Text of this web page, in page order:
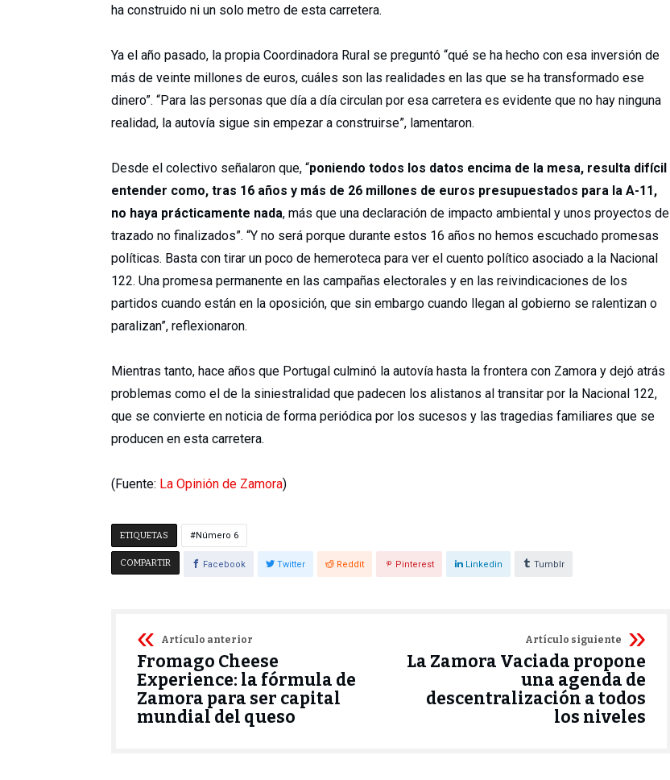
ha construido ni un solo metro de esta carretera.
Ya el año pasado, la propia Coordinadora Rural se preguntó “qué se ha hecho con esa inversión de
más de veinte millones de euros, cuáles son las realidades en las que se ha transformado ese
dinero”. “Para las personas que día a día circulan por esa carretera es evidente que no hay ninguna
realidad, la autovía sigue sin empezar a construirse”, lamentaron.
Desde el colectivo señalaron que, “poniendo todos los datos encima de la mesa, resulta difícil
entender como, tras 16 años y más de 26 millones de euros presupuestados para la A-11,
no haya prácticamente nada, más que una declaración de impacto ambiental y unos proyectos de
trazado no finalizados”. “Y no será porque durante estos 16 años no hemos escuchado promesas
políticas. Basta con tirar un poco de hemeroteca para ver el cuento político asociado a la Nacional
122. Una promesa permanente en las campañas electorales y en las reivindicaciones de los
partidos cuando están en la oposición, que sin embargo cuando llegan al gobierno se ralentizan o
paralizan”, reflexionaron.
Mientras tanto, hace años que Portugal culminó la autovía hasta la frontera con Zamora y dejó atrás
problemas como el de la siniestralidad que padecen los alistanos al transitar por la Nacional 122,
que se convierte en noticia de forma periódica por los sucesos y las tragedias familiares que se
producen en esta carretera.
(Fuente: La Opinión de Zamora)
ETIQUETAS Número 6
COMPARTIR Facebook Twitter Reddit Pinterest Linkedin Tumblr
Artículo anterior
Fromago Cheese
Experience: la fórmula de
Zamora para ser capital
mundial del queso
Artículo siguiente
La Zamora Vaciada propone
una agenda de
descentralización a todos
los niveles